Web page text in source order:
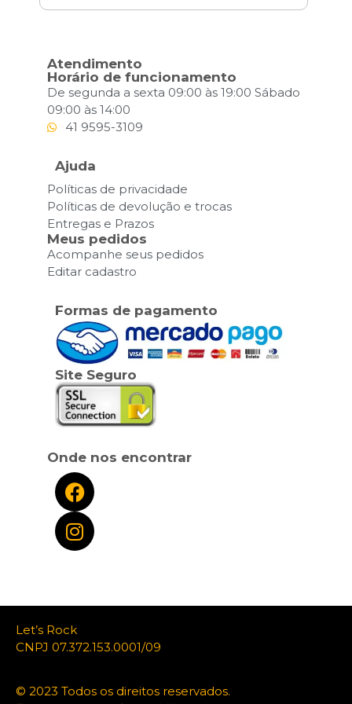
Atendimento
Horário de funcionamento
De segunda a sexta 09:00 às 19:00 Sábado
09:00 às 14:00
41 9595-3109
Ajuda
Políticas de privacidade
Políticas de devolução e trocas
Entregas e Prazos
Meus pedidos
Acompanhe seus pedidos
Editar cadastro
Formas de pagamento
Site Seguro
Onde nos encontrar
Let’s Rock
CNPJ 07.372.153.0001/09
© 2023 Todos os direitos reservados.